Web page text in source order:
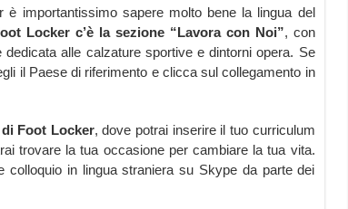
è importantissimo sapere molto bene la lingua del
Locker c’è la sezione “Lavora con Noi”, con
dedicata alle calzature sportive e dintorni opera. Se
il Paese di riferimento e clicca sul collegamento in
Foot Locker, dove potrai inserire il tuo curriculum
trovare la tua occasione per cambiare la tua vita.
colloquio in lingua straniera su Skype da parte dei